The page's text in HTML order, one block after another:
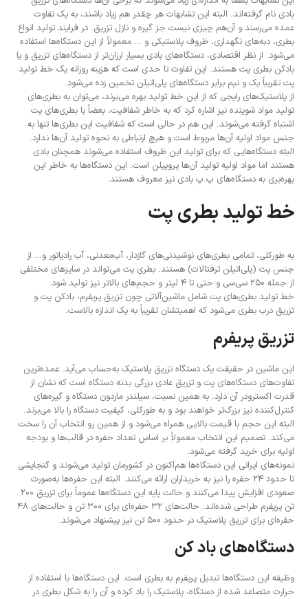
بادی نام گرفته‌اند. البته این تشابهات هر چقدر هم زیاد باشند، به یک تفاوت
عمده می‌رسند و آن‌هم چیزی نیست جز گیره و نازل تزریق. در فرایند تولید انواع
بطری، دبه‌های نگهداری، ظروف پلاستیکی و … معمولاً از این دستگاه‌ها استفاده
می‌شود. از نظر اقتصادی، دستگاه‌های بادی بسیار ارزان‌تر از دستگاه‌های تزریق و یا
بادکن بطری پت هستند. این تفاوت تا حدی است که هزینه روزانه یک خط تولید
پت تقریباً یک و نیم برابر دستگاه‌های پلی‌اتیلن تخمین زده می‌شود.
از پلاستیک‌های رایجی که از این خط تولید بهره می‌برند، می‌توان به بطری‌های
تولید مواد شوینده نیز اشاره کرد که به خاطر شفافیت، بعضاً با بطری‌های پت
اشتباه گرفته می‌شوند. این هم در حالی است که شفافیت این بطری‌ها تنها به
جنس مواد اولیه آن‌ها مربوط است و هیچ ارتباطی به نحوه تولید آن‌ها ندارد.
البته دستگاه‌هایی که برای تولید این ظروف استفاده می‌شوند همچنان بادی
هستند اما مواد اولیه تولید آن‌ها پروپیلن است. این دستگاه‌ها به خاطر این
بهره‌بری به دستگاه‌های پ.پ بادی نیز معروف هستند.
خط تولید بطری پت
به‌ طورکلی، تمامی بطری‌های نوشیدنی‌های گازدار، آب‌معدنی، آب رادیاتور و… از
جنس پت (پلی‌اتیلن ترفتالات) هستند. بطری پت می‌تواند در سایزهای مختلفی
از جمله 250 سی‌سی و حتی تا 4 لیتر و حجم‌های بالاتر نیز تولید شود.
خط تولید بطری‌های پت شامل ماشین‌آلاتی چون تزریق پریفرم، بادکن پت و
تزریق درب بطری می‌شود که اهمیتشان تقریباً به یک اندازه بالاست.
تزریق پریفرم
این ماشین در حقیقت یک دستگاه تزریق پلاستیک به‌حساب می‌آید. عمده‌ترین
تفاوت‌های دستگاه‌های پت و تزریق عادی بزرگی بدنه دستگاه است که نشان از
قدرت اکسترودر آن دارد. به‌ همین نسبت، سیلندر ماردون دستگاه و گیره‌های
کنترل‌کننده نیز بزرگ‌تر خواهند بود و به ‌طورکلی، کیفیت دستگاه را بالا می‌برند.
البته این حجم با قیمت بالایی همراه می‌شود و از همین رو انتخاب آن را سخت
می‌کند. تصمیم این انتخاب معمولاً بر اساس تعداد حفره در قالب‌ها و بودجه
اولیه برای خرید گرفته می‌شود.
نمونه‌های ایرانی این دستگاه‌ها هم‌اکنون در کشورمان تولید می‌شوند و گنجایشی
تا حدود 24 حفره را نیز به خریداران ارائه می‌کنند. البته این حفره‌ها به‌صورت
صعودی افزایش پیدا می‌کنند و حالت پایه این دستگاه‌ها عموماً برای تزریق 200
تن پریفرم طراحی‌ شده‌اند. حالت‌های 32 حفره‌ای برای 300 تن و حالت‌های 48
حفره‌ای برای تزریق پلاستیک در حدود 500 تن نیز پیشنهاد می‌شوند.
دستگاه‌های باد کن
وظیفه این دستگاه‌ها تبدیل پریفرم به بطری است. این دستگاه‌ها با استفاده از
حرارت متصاعد شده از دستگاه، پلاستیک را باد کرده و آن را به شکل بطری در